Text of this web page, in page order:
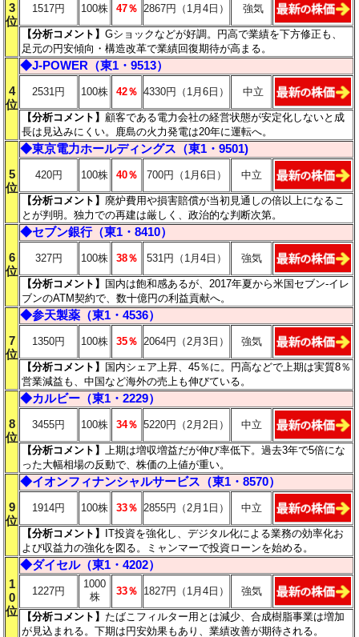
3
位
1517円 100株 47％ 2867円（1月4日） 強気
【分析コメント 】Gショックなどが好調。円高で業績を下方修正も、
足元の円安傾向・構造改革で業績回復期待が高まる。
4
位
◆J-POWER（東1・9513）
2531円 100株 42％ 4330円（1月6日） 中立
【分析コメント 】顧客である電力会社の経営状態が安定化しないと成
長は見込みにくい。鹿島の火力発電は20年に運転へ。
5
位
◆東京電力ホールディングス（東1・9501)
420円 100株 40％ 700円（1月6日） 中立
【分析コメント 】 廃炉費用や損害賠償が当初見通しの倍以上になるこ
とが判明。独力での再建は厳しく、政治的な判断次第。
6
位
◆セブン銀行（東1・8410）
327円 100株 38％ 531円（1月4日） 強気
【分析コメント 】
国内は飽和感あるが、2017年夏から米国セブン-イレ
ブンのATM契約で、数十億円の利益貢献へ。
7
位
◆参天製薬（東1・4536）
1350円 100株 35％ 2064円（2月3日） 強気
【分析コメント 】
国内シェア上昇、45％に。円高などで上期は実質8％
営業減益も、中国など海外の売上も伸びている。
8
位
◆カルビー（東1・2229）
3455円 100株 34％ 5220円（2月2日） 中立
【分析コメント 】上期は増収増益だが伸び率低下。過去3年で5倍にな
った大幅相場の反動で、株価の上値が重い。
9
位
◆イオンフィナンシャルサービス（東1・8570）
1914円 100株 33％ 2855円（2月1日） 中立
【分析コメント 】
IT投資を強化し、デジタル化による業務の効率化お
よび収益力の強化を図る。ミャンマーで投資ローンを始める。
1
0
位
◆ダイセル（東1・4202）
1227円
1000
株
33％ 1827円（1月4日） 強気
【分析コメント 】 たばこフィルター用とは減少、合成樹脂事業は増加
が見込まれる。下期は円安効果もあり、業績改善が期待される。